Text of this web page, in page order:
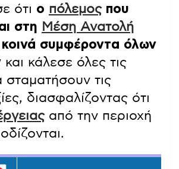
ότι ο πόλεμοςπου
στη Μέση Ανατολή
κοινά συμφέροντα όλων
και κάλεσε όλες τις
σταματήσουν τις
διασφαλίζοντας ότι
από την περιοχή